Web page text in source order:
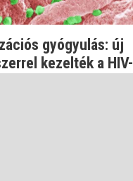
gyógyulás: új
kezelték a HIV-